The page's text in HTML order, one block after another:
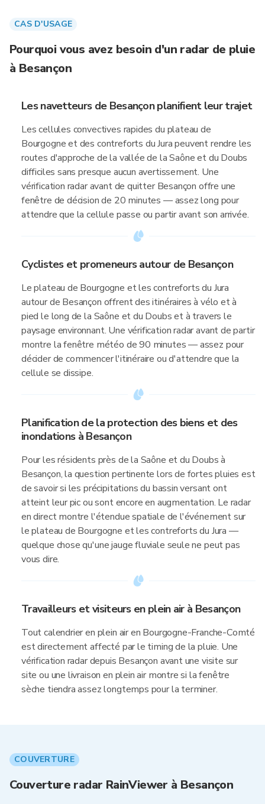
CAS D'USAGE
Pourquoi vous avez besoin d'un radar de pluie
à Besançon
Les navetteurs de Besançon planifient leur trajet
Les cellules convectives rapides du plateau de
Bourgogne et des contreforts du Jura peuvent rendre les
routes d'approche de la vallée de la Saône et du Doubs
difficiles sans presque aucun avertissement. Une
vérification radar avant de quitter Besançon offre une
fenêtre de décision de 20 minutes — assez long pour
attendre que la cellule passe ou partir avant son arrivée.
Cyclistes et promeneurs autour de Besançon
Le plateau de Bourgogne et les contreforts du Jura
autour de Besançon offrent des itinéraires à vélo et à
pied le long de la Saône et du Doubs et à travers le
paysage environnant. Une vérification radar avant de partir
montre la fenêtre météo de 90 minutes — assez pour
décider de commencer l'itinéraire ou d'attendre que la
cellule se dissipe.
Planification de la protection des biens et des
inondations à Besançon
Pour les résidents près de la Saône et du Doubs à
Besançon, la question pertinente lors de fortes pluies est
de savoir si les précipitations du bassin versant ont
atteint leur pic ou sont encore en augmentation. Le radar
en direct montre l'étendue spatiale de l'événement sur
le plateau de Bourgogne et les contreforts du Jura —
quelque chose qu'une jauge fluviale seule ne peut pas
vous dire.
Travailleurs et visiteurs en plein air à Besançon
Tout calendrier en plein air en Bourgogne-Franche-Comté
est directement affecté par le timing de la pluie. Une
vérification radar depuis Besançon avant une visite sur
site ou une livraison en plein air montre si la fenêtre
sèche tiendra assez longtemps pour la terminer.
COUVERTURE
Couverture radar RainViewer à Besançon